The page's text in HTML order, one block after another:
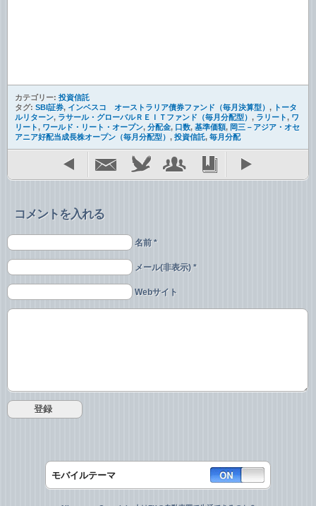
カテゴリー: 投資信託
タグ: SBI証券, インベスコ オーストラリア債券ファンド（毎月決算型） , トータ
ルリターン, ラサール・グローバルＲＥＩＴファンド（毎月分配型） , ラリート, ワ
リート, ワールド・リート・オープン, 分配金, 口数, 基準価額, 岡三－アジア・オセ
アニア好配当成長株オープン（毎月分配型） , 投資信託, 毎月分配
コメントを入れる
名前 *
メール(非表示) *
Webサイト
モバイルテーマ